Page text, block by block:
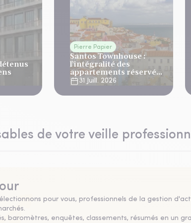
Pierre Papier
Santos Townhouse :
l’intégralité des
appartements réservés
à Lisbonne
31 Juill. 2026
de votre veille
pour vous, professionnels de la gestion
baromètres, enquêtes, classements, résumés en un